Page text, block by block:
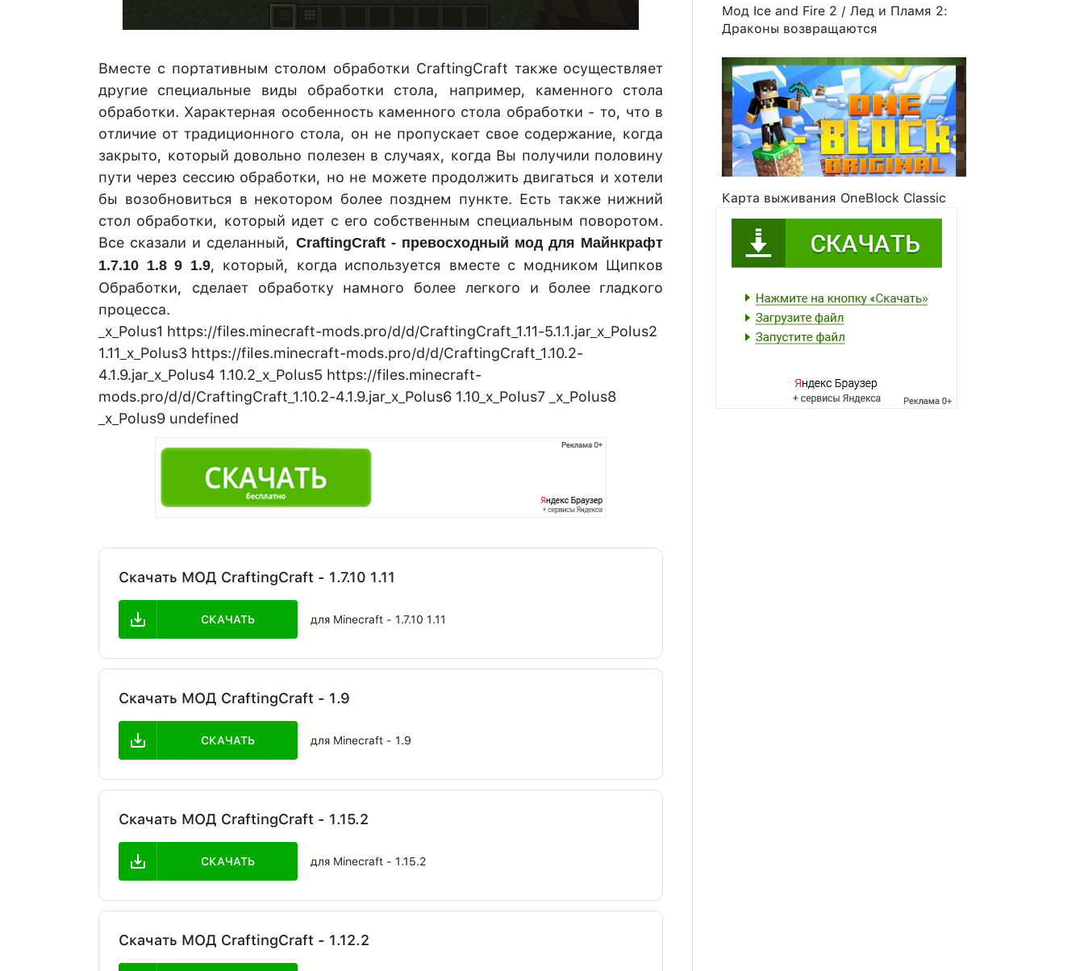
Вместе с портативным столом обработки CraftingCraft также осуществляет
другие специальные виды обработки стола, например, каменного стола
обработки. Характерная особенность каменного стола обработки - то, что в
отличие от традиционного стола, он не пропускает свое содержание, когда
закрыто, который довольно полезен в случаях, когда Вы получили половину
пути через сессию обработки, но не можете продолжить двигаться и хотели
бы возобновиться в некотором более позднем пункте. Есть также нижний
стол обработки, который идет с его собственным специальным поворотом.
Все сказали и сделанный, CraftingCraft - превосходный мод для Майнкрафт
1.7.10 1.8 9 1.9, который, когда используется вместе с модником Щипков
Обработки, сделает обработку намного более легкого и более гладкого
процесса.
_x_Polus1 https://files.minecraft-mods.pro/d/d/CraftingCraft_1.11-5.1.1.jar_x_Polus2
1.11_x_Polus3 https://files.minecraft-mods.pro/d/d/CraftingCraft_1.10.2-
4.1.9.jar_x_Polus4 1.10.2_x_Polus5 https://files.minecraft-
mods.pro/d/d/CraftingCraft_1.10.2-4.1.9.jar_x_Polus6 1.10_x_Polus7 _x_Polus8
_x_Polus9 undefined
Скачать МОД CraftingCraft - 1.7.10 1.11
СКАЧАТЬ для Minecraft - 1.7.10 1.11
Скачать МОД CraftingCraft - 1.9
СКАЧАТЬ для Minecraft - 1.9
Скачать МОД CraftingCraft - 1.15.2
СКАЧАТЬ для Minecraft - 1.15.2
Скачать МОД CraftingCraft - 1.12.2
Мод Ice and Fire 2 / Лед и Пламя 2:
Драконы возвращаются
Карта выживания OneBlock Classic